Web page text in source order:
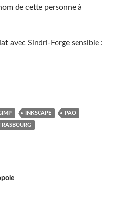
de cette personne à
avec Sindri-Forge sensible :
INKSCAPE PAO